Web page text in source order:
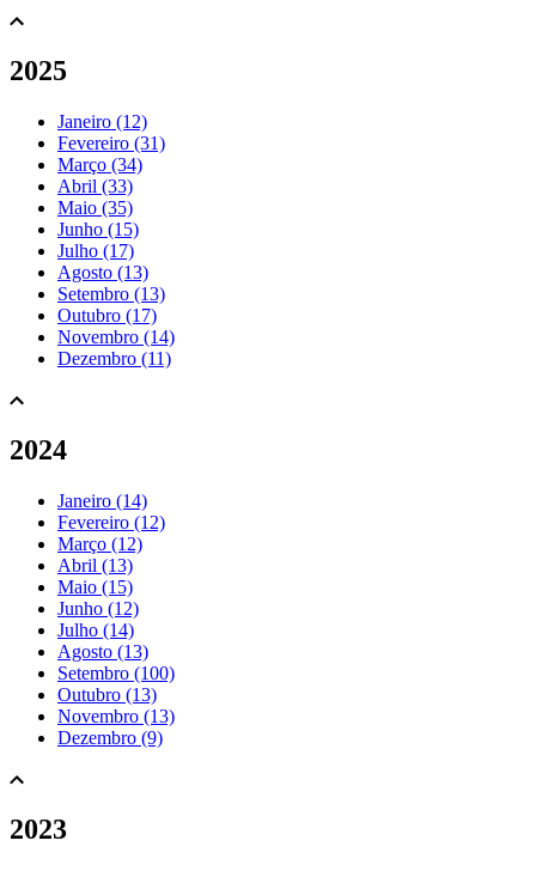
2025
Janeiro (12)
Fevereiro (31)
Março (34)
Abril (33)
Maio (35)
Junho (15)
Julho (17)
Agosto (13)
Setembro (13)
Outubro (17)
Novembro (14)
Dezembro (11)
2024
Janeiro (14)
Fevereiro (12)
Março (12)
Abril (13)
Maio (15)
Junho (12)
Julho (14)
Agosto (13)
Setembro (100)
Outubro (13)
Novembro (13)
Dezembro (9)
2023